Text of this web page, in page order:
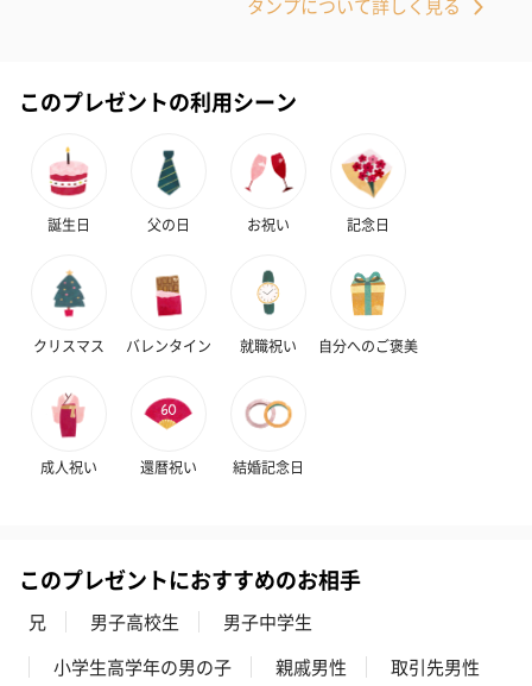
かき氷入浴剤4点セット
かき氷入浴剤4点セット
ハンドタオル・ハンカチ
ハンドタオル・ハンカチを同梱してお届けいたします。ギフトへ
の＋αにおすすめです。
ンク）（1,760円）
ルー）（1,760円）
ワイト）（
タンプについて詳しく見る
このプレゼントの利用シーン
誕生日 父の日 お祝い 記念日
クリスマス バレンタイン 就職祝い 自分へのご褒美
成人祝い 還暦祝い 結婚記念日
このプレゼントにおすすめのお相手
兄 男子高校生
男子中学生
小学生高学年の男の子
親戚男性
取引先男性